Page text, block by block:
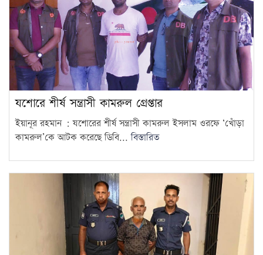
যশোরে শীর্ষ সন্ত্রাসী কামরুল গ্রেপ্তার
ইয়ানূর রহমান : যশোরের শীর্ষ সন্ত্রাসী কামরুল ইসলাম ওরফে ‘খোঁড়া
কামরুল’কে আটক করেছে ডিবি...বিস্তারিত